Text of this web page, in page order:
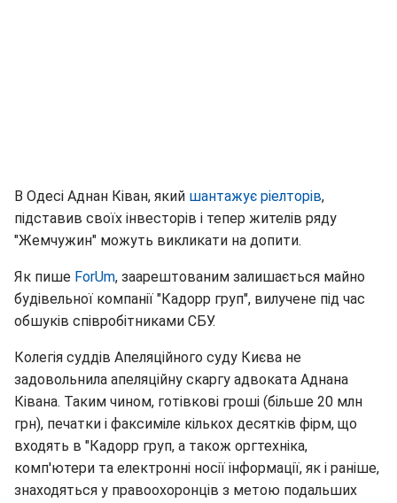
В Одесі Аднан Ківан, який шантажує ріелторів,
підставив своїх інвесторів і тепер жителів ряду
"Жемчужин" можуть викликати на допити.
Як пише ForUm, заарештованим залишається майно
будівельної компанії "Кадорр груп", вилучене під час
обшуків співробітниками СБУ.
Колегія суддів Апеляційного суду Києва не
задовольнила апеляційну скаргу адвоката Аднана
Ківана. Таким чином, готівкові гроші (більше 20 млн
грн), печатки і факсиміле кількох десятків фірм, що
входять в "Кадорр груп, а також оргтехніка,
комп'ютери та електронні носії інформації, як і раніше,
знаходяться у правоохоронців з метою подальших